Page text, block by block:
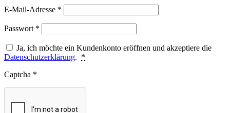
E-Mail-Adresse *
Passwort *
Ja, ich möchte ein Kundenkonto eröffnen und akzeptiere die
Datenschutzerklärung. *
Captcha *